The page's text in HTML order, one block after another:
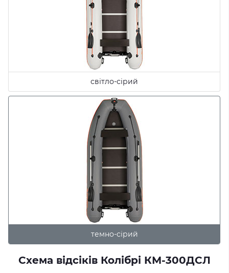
світло-сірий
темно-сірий
Схема відсіків Колібрі КМ-300ДСЛ